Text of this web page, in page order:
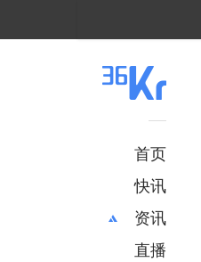
首页
快讯
资讯
推荐
直播